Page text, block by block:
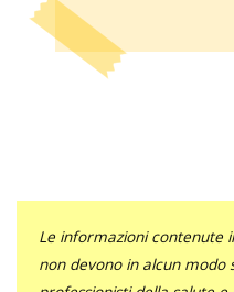
Le informazioni contenute
non devono in alcun